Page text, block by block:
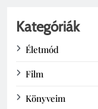
Kategóriák
Életmód
Film
Könyveim